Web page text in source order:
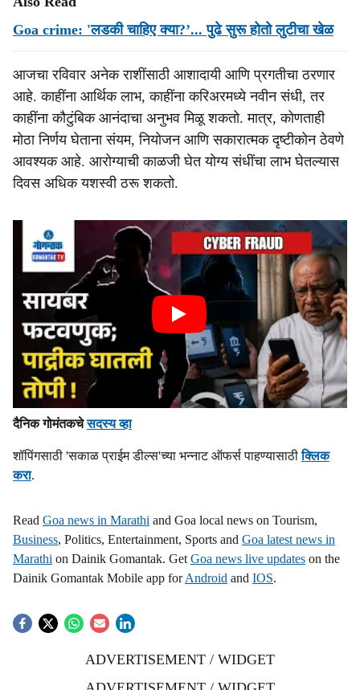
Goa crime: 'लडकी चाहिए क्या?’... पुढे सुरू होतो लुटीचा खेळ
आजचा रविवार अनेक राशींसाठी आशादायी आणि प्रगतीचा ठरणार
आहे. काहींना आर्थिक लाभ, काहींना करिअरमध्ये नवीन संधी, तर
काहींना कौटुंबिक आनंदाचा अनुभव मिळू शकतो. मात्र, कोणताही
मोठा निर्णय घेताना संयम, नियोजन आणि सकारात्मक दृष्टीकोन ठेवणे
आवश्यक आहे. आरोग्याची काळजी घेत योग्य संधींचा लाभ घेतल्यास
दिवस अधिक यशस्वी ठरू शकतो.
दैनिक गोमंतकचेसदस्य व्हा
शॉपिंगसाठी 'सकाळ प्राईम डील्स'च्या भन्नाट ऑफर्स पाहण्यासाठीक्लिक
करा.
Read Goa news in Marathi and Goa local news on Tourism,
Business, Politics, Entertainment, Sports and Goa latest news in
Marathi on Dainik Gomantak. Get Goa news live updates on the
Dainik Gomantak Mobile app forAndroid and IOS.
ADVERTISEMENT / WIDGET